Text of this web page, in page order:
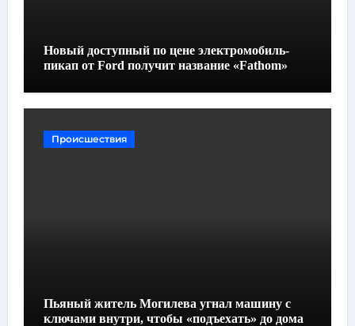
Новый доступный по цене электромобиль-
пикап от Ford получит название «Fathom»
Происшествия
Пьяный житель Могилева угнал машину с
ключами внутри, чтобы «подъехать» до дома